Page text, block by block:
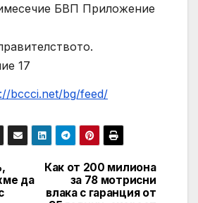
БВП Приложение
17
bccci.net/bg/feed/
Как от 200 милиона
за 78 мотрисни
влака с гаранция от
да